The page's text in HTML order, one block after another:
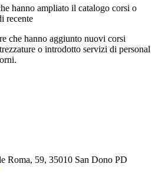
hanno ampliato il catalogo corsi o
recente
che hanno aggiunto nuovi corsi
o introdotto servizi di personal
Roma, 59, 35010 San Dono PD